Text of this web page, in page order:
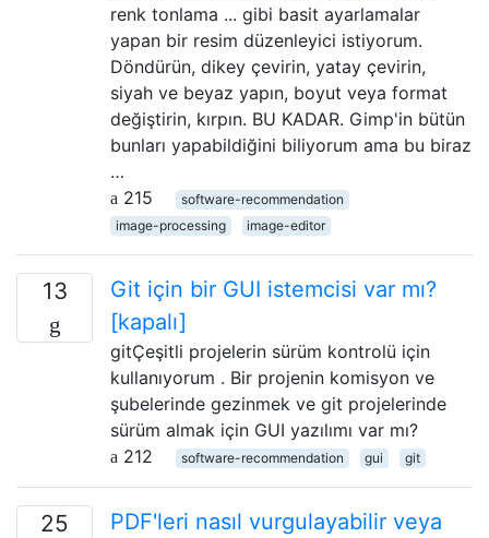
renk tonlama ... gibi basit ayarlamalar
yapan bir resim düzenleyici istiyorum.
Döndürün, dikey çevirin, yatay çevirin,
siyah ve beyaz yapın, boyut veya format
değiştirin, kırpın. BU KADAR. Gimp'in bütün
bunları yapabildiğini biliyorum ama bu biraz
…
215
software-recommendation
image-processing
image-editor
13
Git için bir GUI istemcisi var mı?
[kapalı]
gitÇeşitli projelerin sürüm kontrolü için
kullanıyorum . Bir projenin komisyon ve
şubelerinde gezinmek ve git projelerinde
sürüm almak için GUI yazılımı var mı?
212
software-recommendation gui git
25
PDF'leri nasıl vurgulayabilir veya